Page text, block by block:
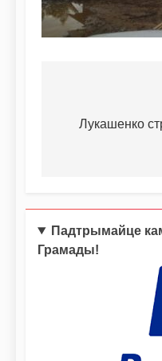
Лукашенко
Падтрымайце
Грамады!